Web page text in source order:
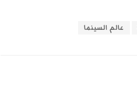
عالم السينما